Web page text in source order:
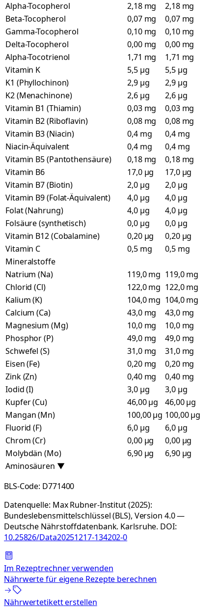
Alpha-Tocopherol
2,18 mg
2,18 mg
Beta-Tocopherol
0,07 mg
0,07 mg
Gamma-Tocopherol
0,10 mg
0,10 mg
Delta-Tocopherol
0,00 mg
0,00 mg
Alpha-Tocotrienol
1,71 mg
1,71 mg
Vitamin K
5,5 µg
5,5 µg
K1 (Phyllochinon)
2,9 µg
2,9 µg
K2 (Menachinone)
2,6 µg
2,6 µg
Vitamin B1 (Thiamin)
0,03 mg
0,03 mg
Vitamin B2 (Riboflavin)
0,08 mg
0,08 mg
Vitamin B3 (Niacin)
0,4 mg
0,4 mg
Niacin-Äquivalent
0,4 mg
0,4 mg
Vitamin B5 (Pantothensäure)
0,18 mg
0,18 mg
Vitamin B6
17,0 µg
17,0 µg
Vitamin B7 (Biotin)
2,0 µg
2,0 µg
Vitamin B9 (Folat-Äquivalent)
4,0 µg
4,0 µg
Folat (Nahrung)
4,0 µg
4,0 µg
Folsäure (synthetisch)
0,0 µg
0,0 µg
Vitamin B12 (Cobalamine)
0,20 µg
0,20 µg
Vitamin C
0,5 mg
0,5 mg
Mineralstoffe
Natrium (Na)
119,0 mg 119,0 mg
Chlorid (Cl)
122,0 mg 122,0 mg
Kalium (K)
104,0 mg 104,0 mg
Calcium (Ca)
43,0 mg
43,0 mg
Magnesium (Mg)
10,0 mg
10,0 mg
Phosphor (P)
49,0 mg
49,0 mg
Schwefel (S)
31,0 mg
31,0 mg
Eisen (Fe)
0,20 mg
0,20 mg
Zink (Zn)
0,40 mg
0,40 mg
Iodid (I)
3,0 µg
3,0 µg
Kupfer (Cu)
46,00 µg
46,00 µg
Mangan (Mn)
100,00 µg 100,00 µg
Fluorid (F)
6,0 µg
6,0 µg
Chrom (Cr)
0,00 µg
0,00 µg
Molybdän (Mo)
6,90 µg
6,90 µg
Aminosäuren ▼
BLS-Code: D771400
Datenquelle: Max Rubner-Institut (2025):
Bundeslebensmittelschlüssel (BLS), Version 4.0 —
Deutsche Nährstoffdatenbank. Karlsruhe. DOI:
10.25826/Data20251217-134202-0
Im Rezeptrechner verwenden
Nährwerte für eigene Rezepte berechnen
Nährwertetikett erstellen